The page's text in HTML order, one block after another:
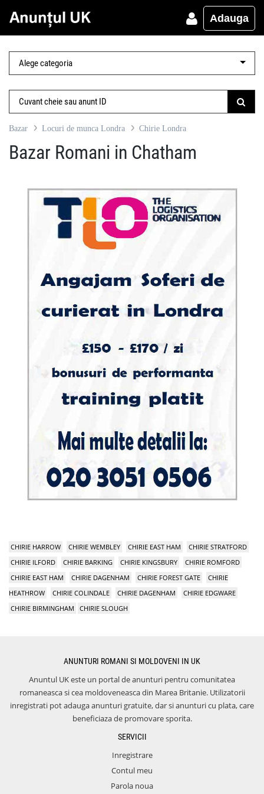
Adauga
Bazar Locuri de munca Londra Chirie Londra
Bazar Romani in Chatham
CHIRIE HARROW CHIRIE WEMBLEY CHIRIE EAST HAM
CHIRIE STRATFORD
CHIRIE ILFORD
CHIRIE BARKING CHIRIE KINGSBURY
CHIRIE ROMFORD
CHIRIE EAST HAM
CHIRIE DAGENHAM CHIRIE FOREST GATE
CHIRIE
HEATHROW
CHIRIE COLINDALE CHIRIE DAGENHAM
CHIRIE EDGWARE
CHIRIE BIRMINGHAM
CHIRIE SLOUGH
ANUNTURI ROMANI SI MOLDOVENI IN UK
Anuntul UK este un portal de anunturi pentru comunitatea
romaneasca si cea moldoveneasca din Marea Britanie. Utilizatorii
inregistrati pot adauga anunturi gratuite, dar si anunturi cu plata, care
beneficiaza de promovare sporita.
SERVICII
Inregistrare
Contul meu
Parola noua